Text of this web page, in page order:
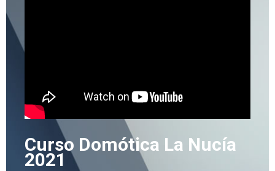
Curso Domótica La Nucía
2021